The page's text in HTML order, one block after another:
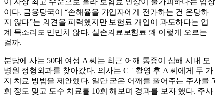
이 사상 최고 수준으로 올라 보험료 인상이 불가피하다는 입장
이다. 금융당국이 “손해율을 가입자에게 전가하는 건 온당하
지 않다”는 의견을 피력했지만 보험료 개입이 과도하다는 업
계 목소리도 만만치 않다. 실손의료보험료 왜 이렇게 오르는
걸까.
분당에 사는 50대 여성 A 씨는 최근 어깨 통증이 심해 시내 모
병원 정형외과를 찾아갔다. 의사는 CT 촬영 후 A 씨에게 두 가
지 치료 방법을 제안했다. 일단 굳은 어깨를 풀어주는 주사를 5
회 정도 맞고 도수 치료를 10회 해보며 경과를 보자 했다. 주사